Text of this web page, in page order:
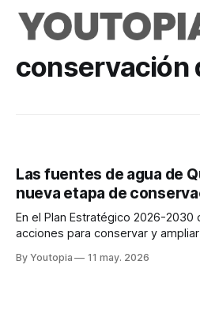
conservación
Las fuentes de agua de
nueva etapa de
En el Plan Estratégico 2026-2030
acciones para conservar y
By Youtopia 11 may. 2026